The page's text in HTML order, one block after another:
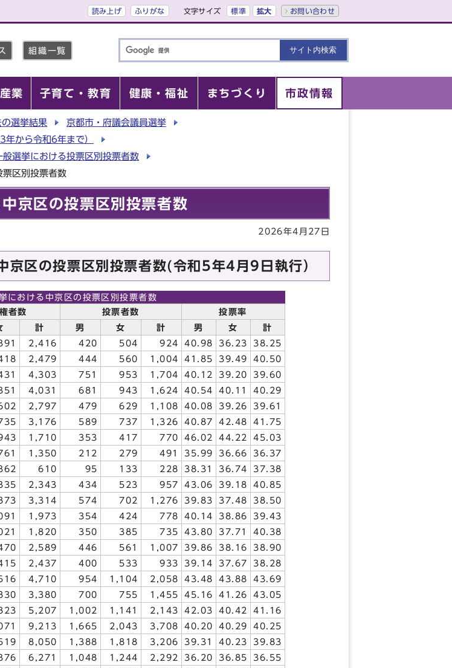
読み上げ ふりがな 文字サイズ 標準 拡大 お問い合わせ
組織一覧
業 子育て・教育 健康・福祉 まちづくり 市政情報
の選挙結果
京都市・府議会議員選挙
から令和6年まで）
選挙における投票区別投票者数
票区別投票者数
京区の投票区別投票者数
2026年4月27日
京区の投票区別投票者数(令和5年4月9日執行）
における中京区の投票区別投票者数
者数 投票者数
投票率
計 男 女 計 男 女
計
2,416 420 504 924 40.98 36.23
38.25
2,479 444 560 1,004 41.85 39.49
40.50
4,303 751 953 1,704 40.12 39.20
39.60
4,031 681 943 1,624 40.54 40.11
40.29
2,797 479 629 1,108 40.08 39.26
39.61
3,176 589 737 1,326 40.87 42.48
41.75
1,710 353 417 770 46.02 44.22
45.03
1,350 212 279 491 35.99 36.66
36.37
610 95 133 228 38.31 36.74
37.38
2,343 434 523 957 43.06 39.18
40.85
3,314 574 702 1,276 39.83 37.48
38.50
1,973 354 424 778 40.14 38.86
39.43
1,820 350 385 735 43.80 37.71
40.38
2,589 446 561 1,007 39.86 38.16
38.90
2,437 400 533 933 39.14 37.67
38.28
4,710 954 1,104 2,058 43.48 43.88
43.69
3,380 700 755 1,455 45.16 41.26
43.05
5,207 1,002 1,141 2,143 42.03 40.42
41.16
9,213 1,665 2,043 3,708 40.20 40.29
40.25
8,050 1,388 1,818 3,206 39.31 40.23
39.83
6,271 1,048 1,244 2,292 36.20 36.85
36.55